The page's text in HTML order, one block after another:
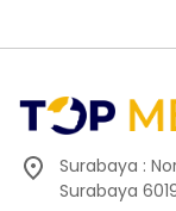
Surabaya :
Surabaya